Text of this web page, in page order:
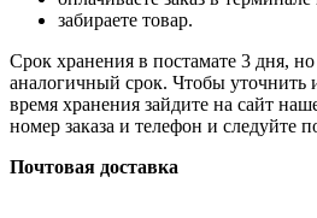
забираете товар.
Срок хранения в постамате 3 дня,
аналогичный срок. Чтобы
время хранения зайдите на сайт
номер заказа и телефон и следуйте
Почтовая доставка